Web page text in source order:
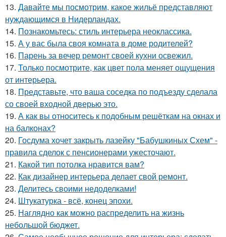
13. Давайте мы посмотрим, какое жильё представляют
нуждающимся в Нидерландах.
14. Познакомьтесь: стиль интерьера неоклассика.
15. А у вас была своя комната в доме родителей?
16. Парень за вечер ремонт своей кухни освежил.
17. Только посмотрите, как цвет пола меняет ощущения
от интерьера.
18. Представьте, что ваша соседка по подъезду сделала
со своей входной дверью это.
19. А как вы относитесь к подобным решёткам на окнах и
на балконах?
20. Госдума хочет закрыть лазейку "Бабушкиных Схем" -
правила сделок с пенсионерами ужесточают.
21. Какой тип потолка нравится вам?
22. Как дизайнер интерьера делает свой ремонт.
23. Делитесь своими недоделками!
24. Штукатурка - всё, конец эпохи.
25. Наглядно как можно распределить на жизнь
небольшой бюджет.